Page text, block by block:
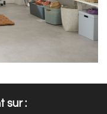
sur :